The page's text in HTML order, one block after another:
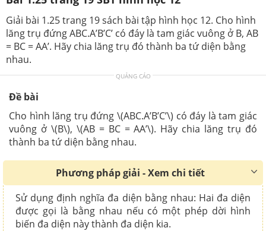
Giải bài 1.25 trang 19 sách bài tập hình học 12. Cho hình
lăng trụ đứng ABC.A’B’C’ có đáy là tam giác vuông ở B, AB
= BC = AA’. Hãy chia lăng trụ đó thành ba tứ diện bằng
nhau.
QUẢNG CÁO
Đề bài
Cho hình lăng trụ đứng \(ABC.A’B’C’\) có đáy là tam giác
vuông ở \(B\), \(AB = BC = AA’\). Hãy chia lăng trụ đó
thành ba tứ diện bằng nhau.
Phương pháp giải - Xem chi tiết
Sử dụng định nghĩa đa diện bằng nhau: Hai đa diện
được gọi là bằng nhau nếu có một phép dời hình
biến đa diện này thành đa diện kia.